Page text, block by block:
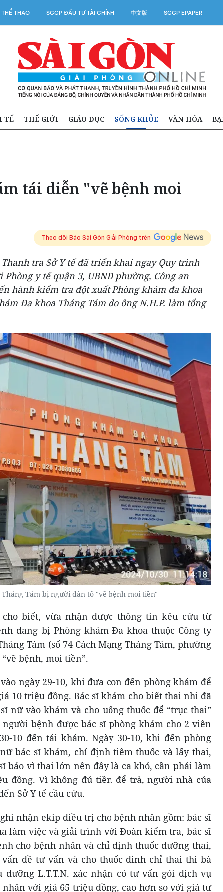
THỂ THAO SGGP ĐẦU TƯ TÀI CHÍNH 中文版 SGGP EPAPER
TẾ THẾ GIỚI GIÁO DỤC SỐNG KHỎE VĂN HÓA
tái diễn "vẽ bệnh moi
Theo dõi Báo Sài Gòn Giải Phóng trên
tra Sở Y tế đã triển khai ngay Quy trình
y tế quận 3, UBND phường, Công an
hành kiểm tra đột xuất Phòng khám đa khoa
Đa khoa Tháng Tám do ông N.H.P. làm tổng
Tám bị người dân tố "vẽ bệnh moi tiền"
cho biết, vừa nhận được thông tin kêu cứu từ
đang bị Phòng khám Đa khoa thuộc Công ty
Tám (số 74 Cách Mạng Tháng Tám, phường
bệnh, moi tiền”.
ngày 29-10, khi đưa con đến phòng khám để
10 triệu đồng. Bác sĩ khám cho biết thai nhi đã
nữ vào khám và cho uống thuốc để “trục thai”
bệnh được bác sĩ phòng khám cho 2 viên
10 đến tái khám. Ngày 30-10, khi đến phòng
bác sĩ khám, chỉ định tiêm thuốc và lấy thai,
báo vì thai lớn nên đây là ca khó, cần phải làm
đồng. Vì không đủ tiền để trả, người nhà của
Sở Y tế cầu cứu.
nhận ekip điều trị cho bệnh nhân gồm: bác sĩ
làm việc và giải trình với Đoàn kiểm tra, bác sĩ
cho bệnh nhân và chỉ định thuốc dưỡng thai,
đề tư vấn và cho thuốc đình chỉ thai thì bà
L.T.T.N. xác nhận có tư vấn gói dịch vụ
với giá 65 triệu đồng, cao hơn so với giá tư